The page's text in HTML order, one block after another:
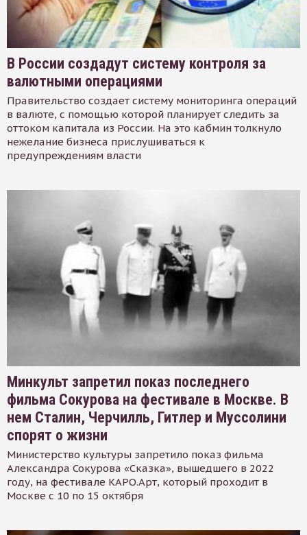
В России создадут систему контроля за
валютными операциями
Правительство создает систему мониторинга операций
в валюте, с помощью которой планирует следить за
оттоком капитала из России. На это кабмин толкнуло
нежелание бизнеса прислушиваться к
предупреждениям власти
Минкульт запретил показ последнего
фильма Сокурова на фестивале в Москве. В
нем Сталин, Черчилль, Гитлер и Муссолини
спорят о жизни
Министерство культуры запретило показ фильма
Александра Сокурова «Сказка», вышедшего в 2022
году, на фестивале КАРО.Арт, который проходит в
Москве с 10 по 15 октября